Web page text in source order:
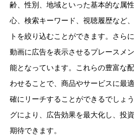
齢、性別、地域といった基本的な属
心、検索キーワード、視聴履歴など
トを絞り込むことができます。さら
動画に広告を表示させるプレースメ
能となっています。これらの豊富な
わせることで、商品やサービスに最
確にリーチすることができるでしょ
グにより、広告効果を最大化し、投
期待できます。